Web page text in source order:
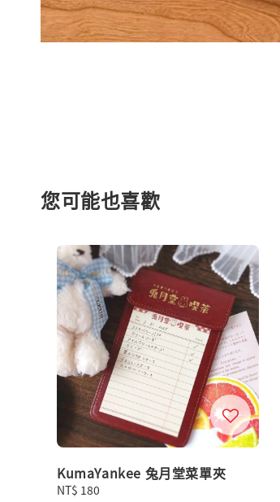
您可能也喜歡
KumaYankee 兔月堂菜單夾
Regular
NT$ 180